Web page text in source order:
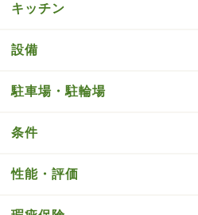
キッチン
設備
駐車場・駐輪場
条件
性能・評価